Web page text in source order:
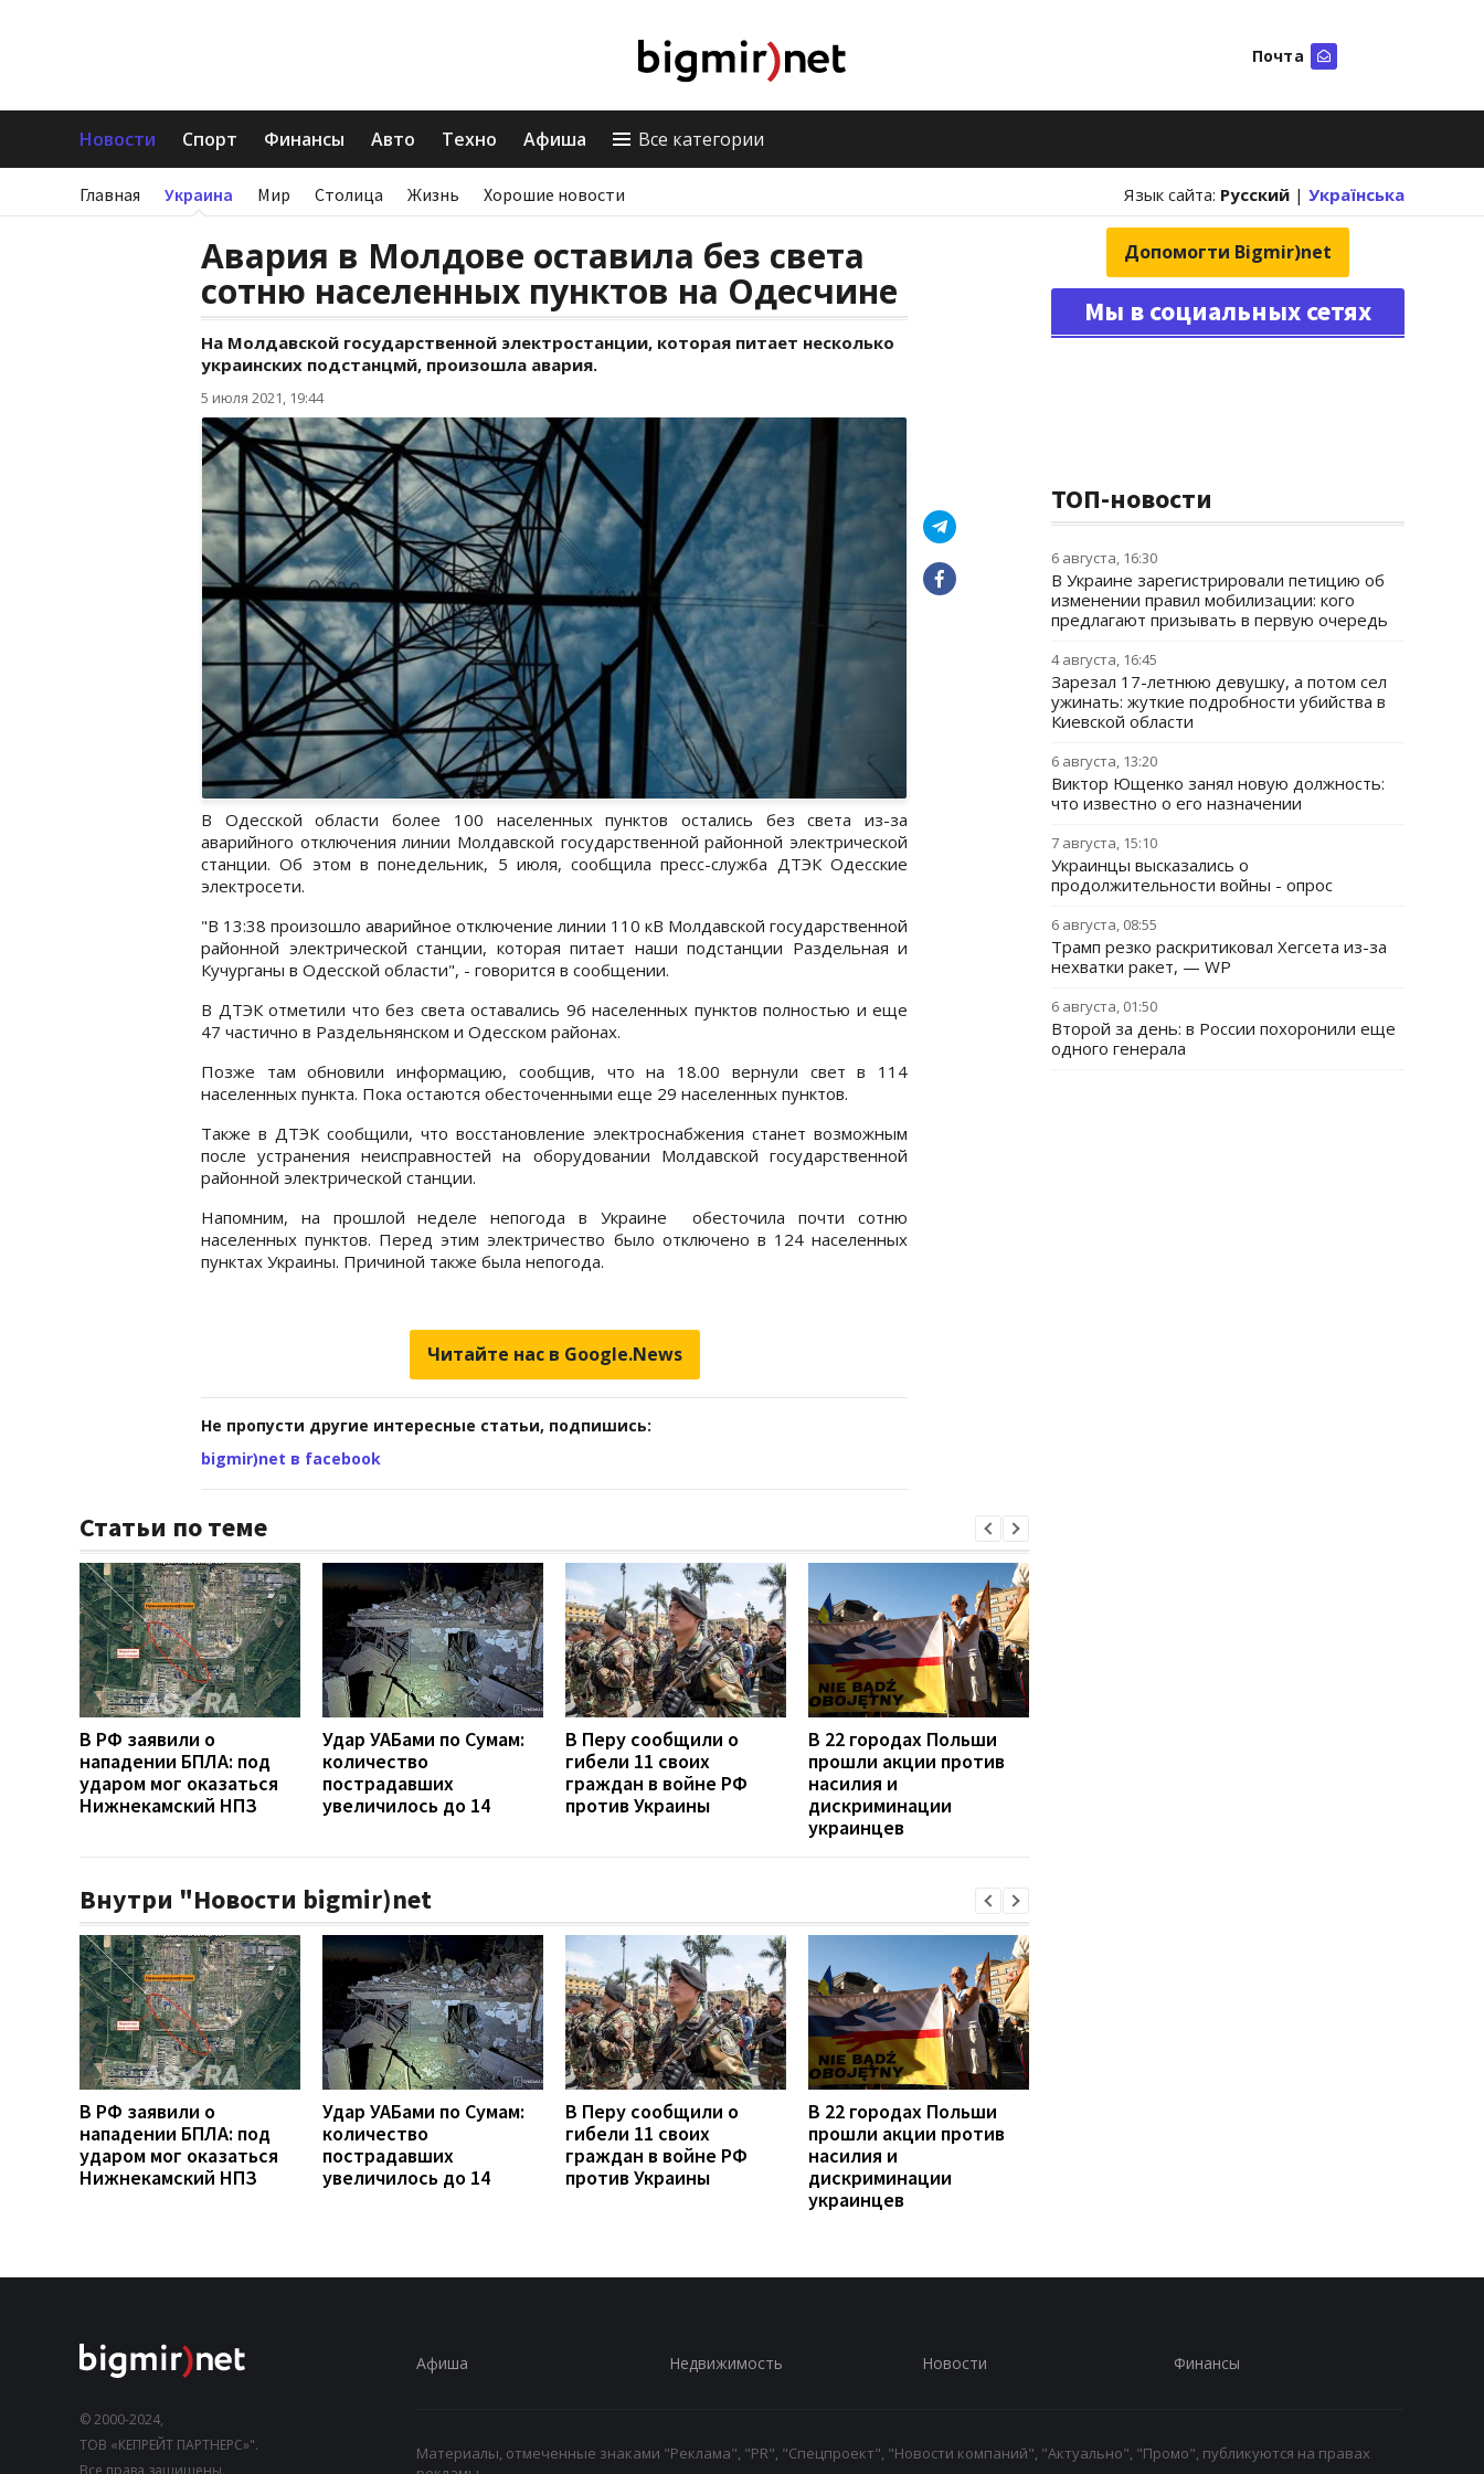
Почта
Новости Спорт Финансы Авто Техно Афиша Все категории
Главная Украина Мир Столица Жизнь Хорошие новости Язык сайта: Русский | Українська
Авария в Молдове оставила без света
сотню населенных пунктов на Одесчине
На Молдавской государственной электростанции, которая питает несколько
украинских подстанцмй, произошла авария.
5 июля 2021, 19:44
В Одесской области более 100 населенных пунктов остались без света из-за
аварийного отключения линии Молдавской государственной районной электрической
станции. Об этом в понедельник, 5 июля, сообщила пресс-служба ДТЭК Одесские
электросети.
"В 13:38 произошло аварийное отключение линии 110 кВ Молдавской государственной
районной электрической станции, которая питает наши подстанции Раздельная и
Кучурганы в Одесской области", - говорится в сообщении.
В ДТЭК отметили что без света оставались 96 населенных пунктов полностью и еще
47 частично в Раздельнянском и Одесском районах.
Позже там обновили информацию, сообщив, что на 18.00 вернули свет в 114
населенных пункта. Пока остаются обесточенными еще 29 населенных пунктов.
Также в ДТЭК сообщили, что восстановление электроснабжения станет возможным
после устранения неисправностей на оборудовании Молдавской государственной
районной электрической станции.
Напомним, на прошлой неделе непогода в Украине обесточила почти сотню
населенных пунктов. Перед этим электричество было отключено в 124 населенных
пунктах Украины. Причиной также была непогода.
Читайте нас в Google.News
Не пропусти другие интересные статьи, подпишись:
bigmir)net в facebook
Статьи по теме
В РФ заявили о
нападении БПЛА: под
ударом мог оказаться
Нижнекамский НПЗ
Удар УАБами по Сумам:
количество
пострадавших
увеличилось до 14
В Перу сообщили о
гибели 11 своих
граждан в войне РФ
против Украины
В 22 городах Польши
прошли акции против
насилия и
дискриминации
украинцев
Внутри "Новости bigmir)net
В РФ заявили о
нападении БПЛА: под
ударом мог оказаться
Нижнекамский НПЗ
Удар УАБами по Сумам:
количество
пострадавших
увеличилось до 14
В Перу сообщили о
гибели 11 своих
граждан в войне РФ
против Украины
В 22 городах Польши
прошли акции против
насилия и
дискриминации
украинцев
Допомогти Bigmir)net
Мы в социальных сетях
ТОП-новости
6 августа, 16:30
В Украине зарегистрировали петицию об
изменении правил мобилизации: кого
предлагают призывать в первую очередь
4 августа, 16:45
Зарезал 17-летнюю девушку, а потом сел
ужинать: жуткие подробности убийства в
Киевской области
6 августа, 13:20
Виктор Ющенко занял новую должность:
что известно о его назначении
7 августа, 15:10
Украинцы высказались о
продолжительности войны - опрос
6 августа, 08:55
Трамп резко раскритиковал Хегсета из-за
нехватки ракет, — WP
6 августа, 01:50
Второй за день: в России похоронили еще
одного генерала
© 2000-2024,
ТОВ «КЕПРЕЙТ ПАРТНЕРС»".
Все права защищены.
Афиша Недвижимость Новости Финансы
Материалы, отмеченные знаками "Реклама", "PR", "Спецпроект", "Новости компаний", "Актуально", "Промо", публикуются на правах